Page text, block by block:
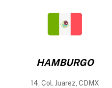
HAMBURGO
14, Col. Juarez, CDMX